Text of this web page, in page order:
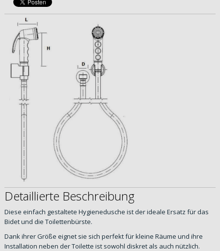
Detaillierte Beschreibung
Diese einfach gestaltete Hygienedusche ist der ideale Ersatz für das
Bidet und die Toilettenbürste.
Dank ihrer Größe eignet sie sich perfekt für kleine Räume und ihre
Installation neben der Toilette ist sowohl diskret als auch nützlich.